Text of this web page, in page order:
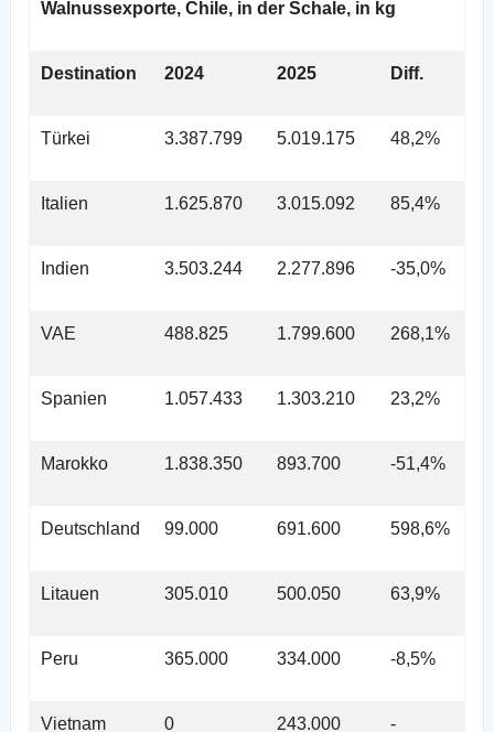
Walnussexporte, Chile, in der Schale, in kg
Destination 2024 2025 Diff.
Türkei 3.387.799 5.019.175 48,2%
Italien 1.625.870 3.015.092 85,4%
Indien 3.503.244 2.277.896 -35,0%
VAE 488.825 1.799.600 268,1%
Spanien 1.057.433 1.303.210 23,2%
Marokko 1.838.350 893.700 -51,4%
Deutschland 99.000 691.600 598,6%
Litauen 305.010 500.050 63,9%
Peru 365.000 334.000 -8,5%
Vietnam 0 243.000 -